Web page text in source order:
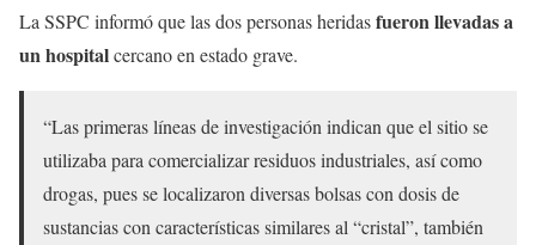
La SSPC informó que las dos personas heridasfueron llevadas a
un hospitalcercano en estado grave.
“Las primeras líneas de investigación indican que el sitio se
utilizaba para comercializar residuos industriales, así como
drogas, pues se localizaron diversas bolsas con dosis de
sustancias con características similares al “cristal”, también